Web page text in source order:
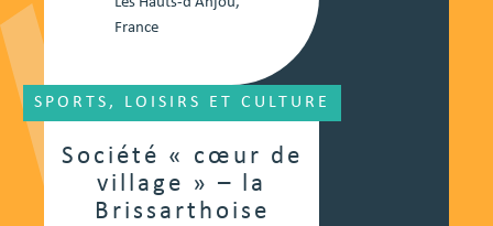
France
Société « cœur de
village » – la
Brissarthoise
SPORTS, LOISIRS ET CULTURE